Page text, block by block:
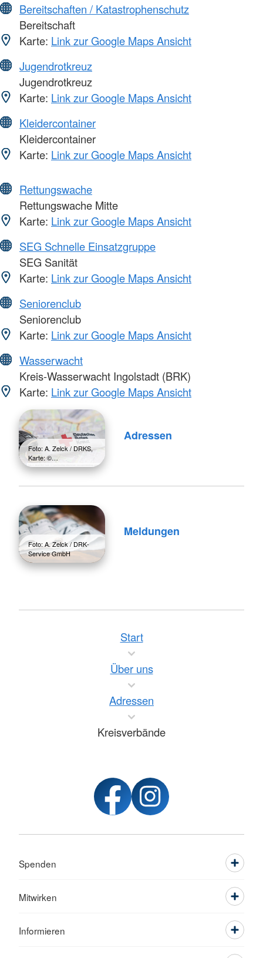
Bereitschaften / Katastrophenschutz
Bereitschaft
Karte: Link zur Google Maps Ansicht
Jugendrotkreuz
Jugendrotkreuz
Karte: Link zur Google Maps Ansicht
Kleidercontainer
Kleidercontainer
Karte: Link zur Google Maps Ansicht
Rettungswache
Rettungswache Mitte
Karte: Link zur Google Maps Ansicht
SEG Schnelle Einsatzgruppe
SEG Sanität
Karte: Link zur Google Maps Ansicht
Seniorenclub
Seniorenclub
Karte: Link zur Google Maps Ansicht
Wasserwacht
Kreis-Wasserwacht Ingolstadt (BRK)
Karte: Link zur Google Maps Ansicht
Foto: A. Zelck / DRKS,
Karte: ©…
Adressen
Foto: A. Zelck / DRK-
Service GmbH
Meldungen
Start
Über uns
Adressen
Kreisverbände
Spenden
Mitwirken
Informieren